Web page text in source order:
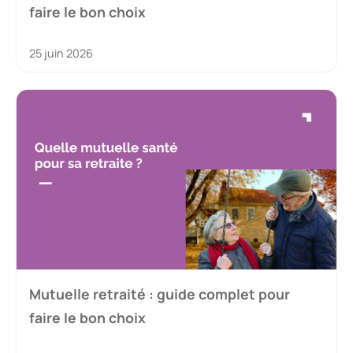
faire le bon choix
25 juin 2026
Mutuelle retraité : guide complet pour
faire le bon choix